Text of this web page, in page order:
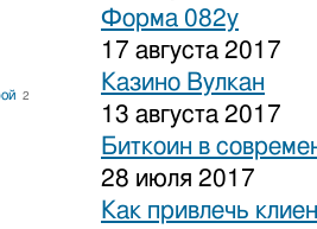
Форма 082у
17 августа 2017
Казино Вулкан
13 августа 2017
Биткоин в
28 июля 2017
Как привлечь
2